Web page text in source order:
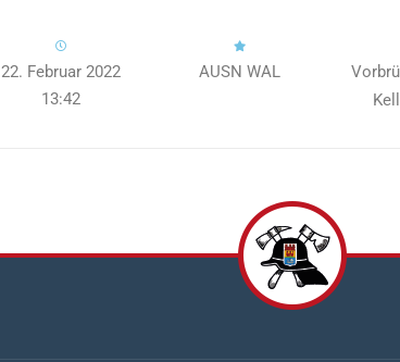
22. Februar 2022
13:42
AUSN WAL